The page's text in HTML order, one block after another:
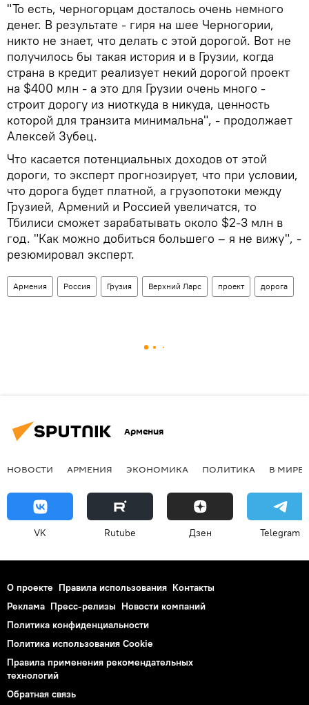
"То есть, черногорцам досталось очень немного
денег. В результате - гиря на шее Черногории,
никто не знает, что делать с этой дорогой. Вот не
получилось бы такая история и в Грузии, когда
страна в кредит реализует некий дорогой проект
на $400 млн - а это для Грузии очень много -
строит дорогу из ниоткуда в никуда, ценность
которой для транзита минимальна", - продолжает
Алексей Зубец.
Что касается потенциальных доходов от этой
дороги, то эксперт прогнозирует, что при условии,
что дорога будет платной, а грузопотоки между
Грузией, Армений и Россией увеличатся, то
Тбилиси сможет зарабатывать около $2-3 млн в
год. "Как можно добиться большего – я не вижу", -
резюмировал эксперт.
Армения Россия Грузия Верхний Ларс проект дорога
Армения
НОВОСТИ АРМЕНИЯ ЭКОНОМИКА ПОЛИТИКА В МИРЕ
VK Rutube Дзен Telegram
О проекте Правила использования Контакты
Реклама Пресс-релизы Новости компаний
Политика конфиденциальности
Политика использования Cookie
Правила применения рекомендательных
технологий
Обратная связь